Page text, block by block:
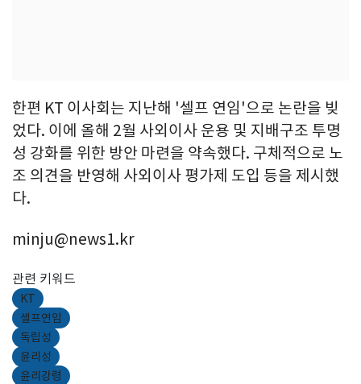
한편 KT 이사회는 지난해 '셀프 연임'으로 논란을 빚
었다. 이에 올해 2월 사외이사 운용 및 지배구조 투명
성 강화를 위한 방안 마련을 약속했다. 구체적으로 노
조 의견을 반영해 사외이사 평가제 도입 등을 제시했
다.
minju@news1.kr
관련 키워드
KT
셀프연임
독립성
윤리성
윤리강령